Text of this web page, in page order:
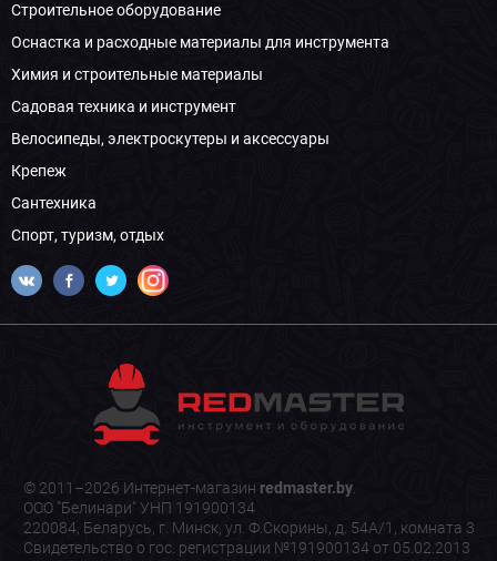
Строительное оборудование
Оснастка и расходные материалы для инструмента
Химия и строительные материалы
Садовая техника и инструмент
Велосипеды, электроскутеры и аксессуары
Крепеж
Сантехника
Спорт, туризм, отдых
© 2011–2026 Интернет-магазин redmaster.by.
ООО "Белинари" УНП 191900134
220084, Беларусь, г. Минск, ул. Ф.Скорины, д. 54А/1, комната 3
Свидетельство о гос. регистрации №191900134 от 05.02.2013